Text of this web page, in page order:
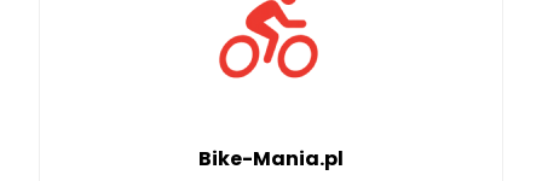
Bike-Mania.pl